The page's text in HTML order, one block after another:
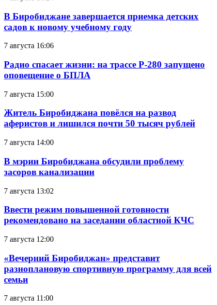
В Биробиджане завершается приемка детских
садов к новому учебному году
7 августа 16:06
Радио спасает жизни: на трассе Р-280 запущено
оповещение о БПЛА
7 августа 15:00
Житель Биробиджана повёлся на развод
аферистов и лишился почти 50 тысяч рублей
7 августа 14:00
В мэрии Биробиджана обсудили проблему
засоров канализации
7 августа 13:02
Ввести режим повышенной готовности
рекомендовано на заседании областной КЧС
7 августа 12:00
«Вечерний Биробиджан» представит
разноплановую спортивную программу для всей
семьи
7 августа 11:00